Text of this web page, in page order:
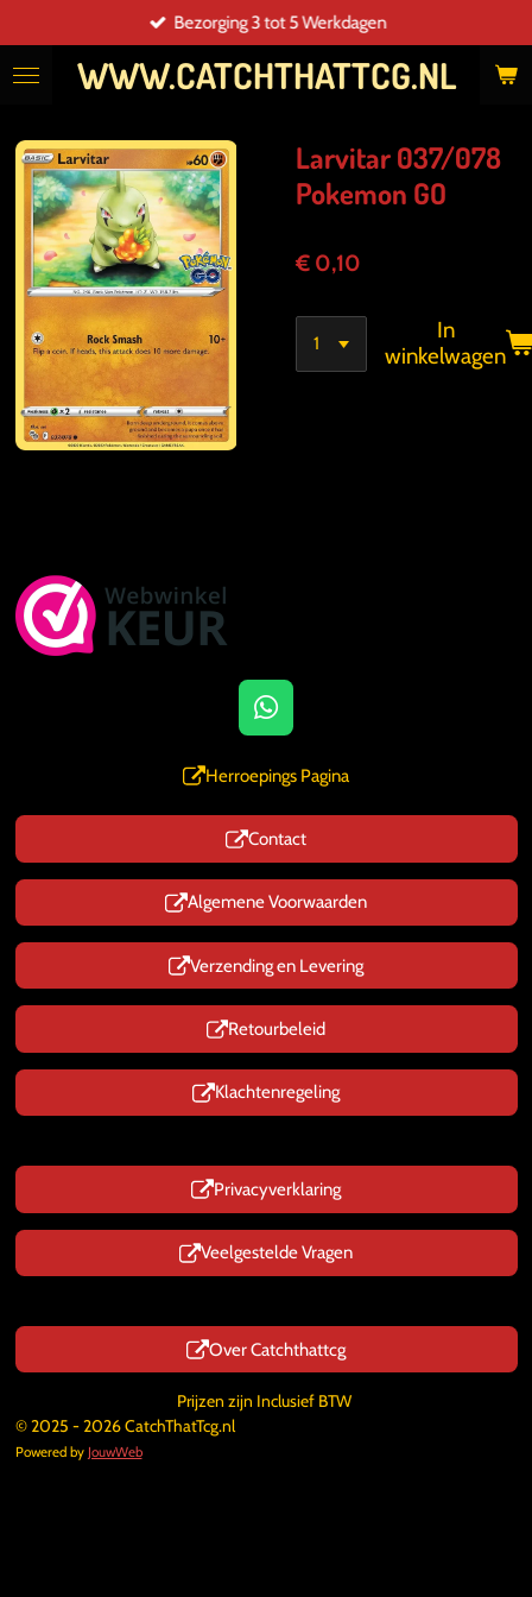
direct
naar
WWW.CATCHTHATTCG.NL
Bezorging 3 tot 5 Werkdagen
Larvitar 037/078
Pokemon GO
€ 0,10
In
winkelwagen
W
h
a
s
A
p
p
Herroepings Pagina
Contact
Algemene Voorwaarden
Verzending en Levering
Retourbeleid
Klachtenregeling
Privacyverklaring
Veelgestelde Vragen
Over Catchthattcg
Prijzen zijn Inclusief BTW
© 2025 - 2026 CatchThatTcg.nl
Powered by JouwWeb